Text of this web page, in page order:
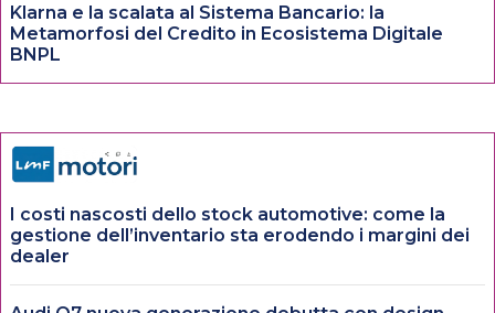
Klarna e la scalata al Sistema Bancario: la
Metamorfosi del Credito in Ecosistema Digitale
BNPL
I costi nascosti dello stock automotive: come la
gestione dell’inventario sta erodendo i margini dei
dealer